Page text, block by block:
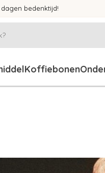
dagen bedenktijd!
Koffiebonen